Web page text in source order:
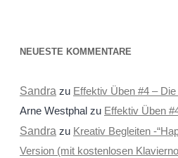
NEUESTE KOMMENTARE
Sandra zu Effektiv Üben #4 –
Arne Westphalzu Effektiv Üben
Sandra zu Kreativ Begleiten -
Version (mit kostenlosen